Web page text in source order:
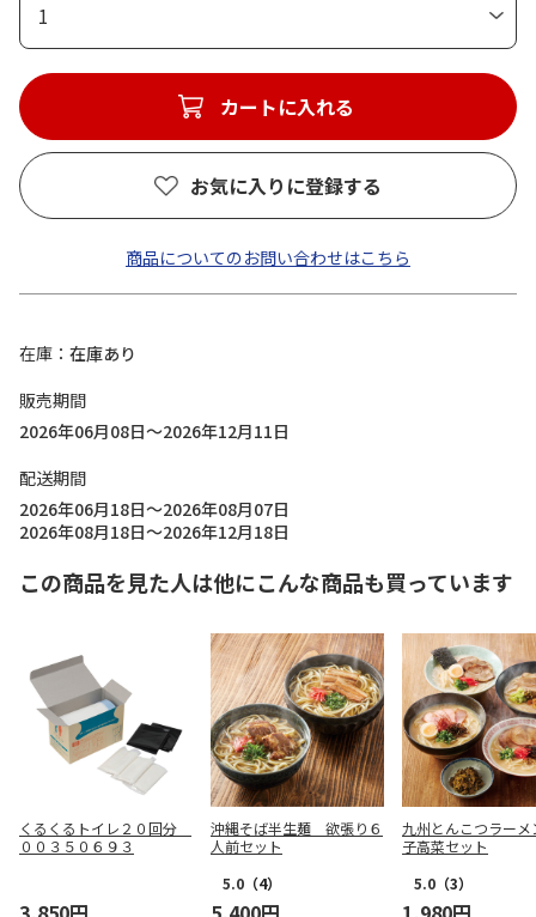
1
カートに入れる
お気に入りに登録する
商品についてのお問い合わせはこちら
在庫
在庫あり
販売期間
2026年06月08日～2026年12月11日
配送期間
2026年06月18日～2026年08月07日
2026年08月18日～2026年12月18日
この商品を見た人は他にこんな商品も買っています
くるくるトイレ２０回分
００３５０６９３
沖縄そば半生麺 欲張り６
人前セット
5.0 （4）
九州とんこつラーメ
子高菜セット
5.0 （3）